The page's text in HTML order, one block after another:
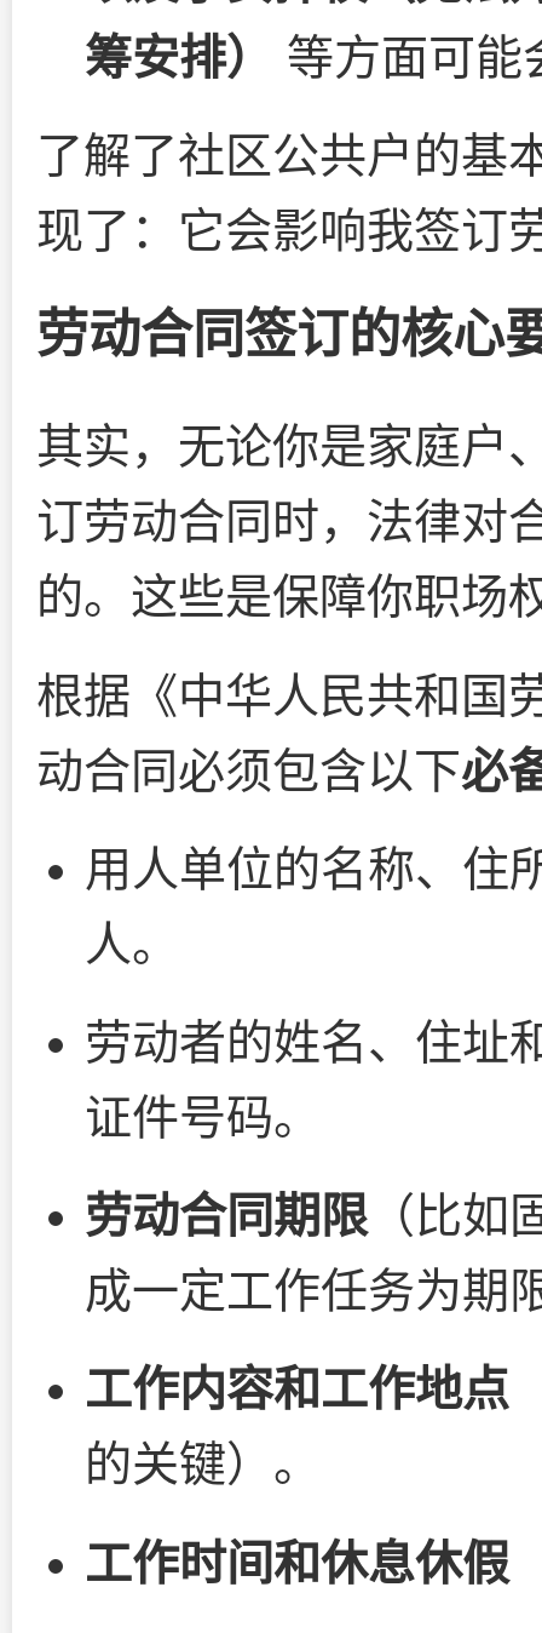
筹安排）
等方面可能
了解了社区公共户的基
现了：它会影响我签订
劳动合同签订的核心
其实，无论你是家庭户
订劳动合同时，法律对
的。这些是保障你职场
根据《中华人民共和国
动合同必须包含以下必
用人单位的名称、住
人。
劳动者的姓名、住址
证件号码。
劳动合同期限 （比
成一定工作任务为期
工作内容和工作地点
的关键）。
工作时间和休息休假